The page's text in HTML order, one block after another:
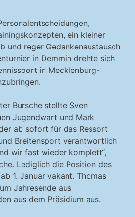
ein kleiner
und reger Gedankenaustausch
in Demmin drehte sich
in Mecklenburg-
Bursche stellte Sven
Jugendwart und Mark
ab sofort für das Ressort
Breitensport verantwortlich
wir fast wieder komplett“,
Lediglich die Position des
1. Januar vakant. Thomas
Jahresende aus
aus dem Präsidium aus.